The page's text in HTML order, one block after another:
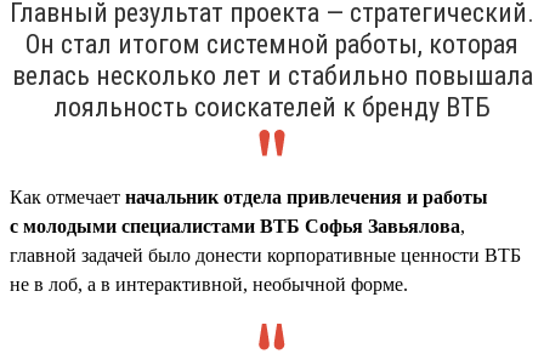
Главный результат проекта — стратегический.
Он стал итогом системной работы, которая
велась несколько лет и стабильно повышала
лояльность соискателей к бренду ВТБ
Как отмечает начальник отдела привлечения и работы
с молодыми специалистами ВТБ Софья Завьялова,
главной задачей было донести корпоративные ценности ВТБ
не в лоб, а в интерактивной, необычной форме.